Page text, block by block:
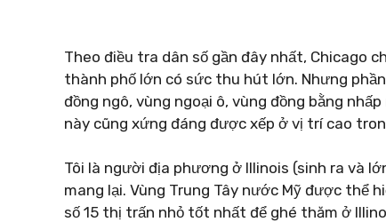
Theo điều tra dân số gần đây nhất, Chicago
thành phố lớn có sức thu hút lớn. Nhưng
đồng ngô, vùng ngoại ô, vùng đồng bằng
này cũng xứng đáng được xếp ở vị trí cao
Tôi là người địa phương ở Illinois (sinh ra và
mang lại. Vùng Trung Tây nước Mỹ được thể
số 15 thị trấn nhỏ tốt nhất để ghé thăm ở